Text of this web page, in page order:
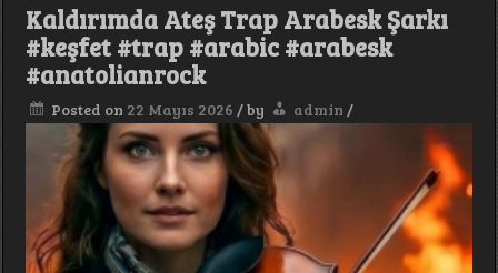
#music
#arabesk
#müzik
Kaldırımda Ateş Trap Arabesk Şarkı
#keşfet #trap #arabic #arabesk
#anatolianrock
Posted on 22 Mayıs 2026 /by admin /